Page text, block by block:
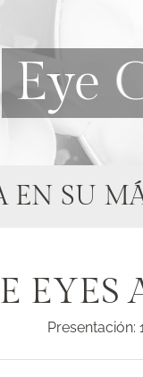
Eye
EN SU
EYES
Presentación: